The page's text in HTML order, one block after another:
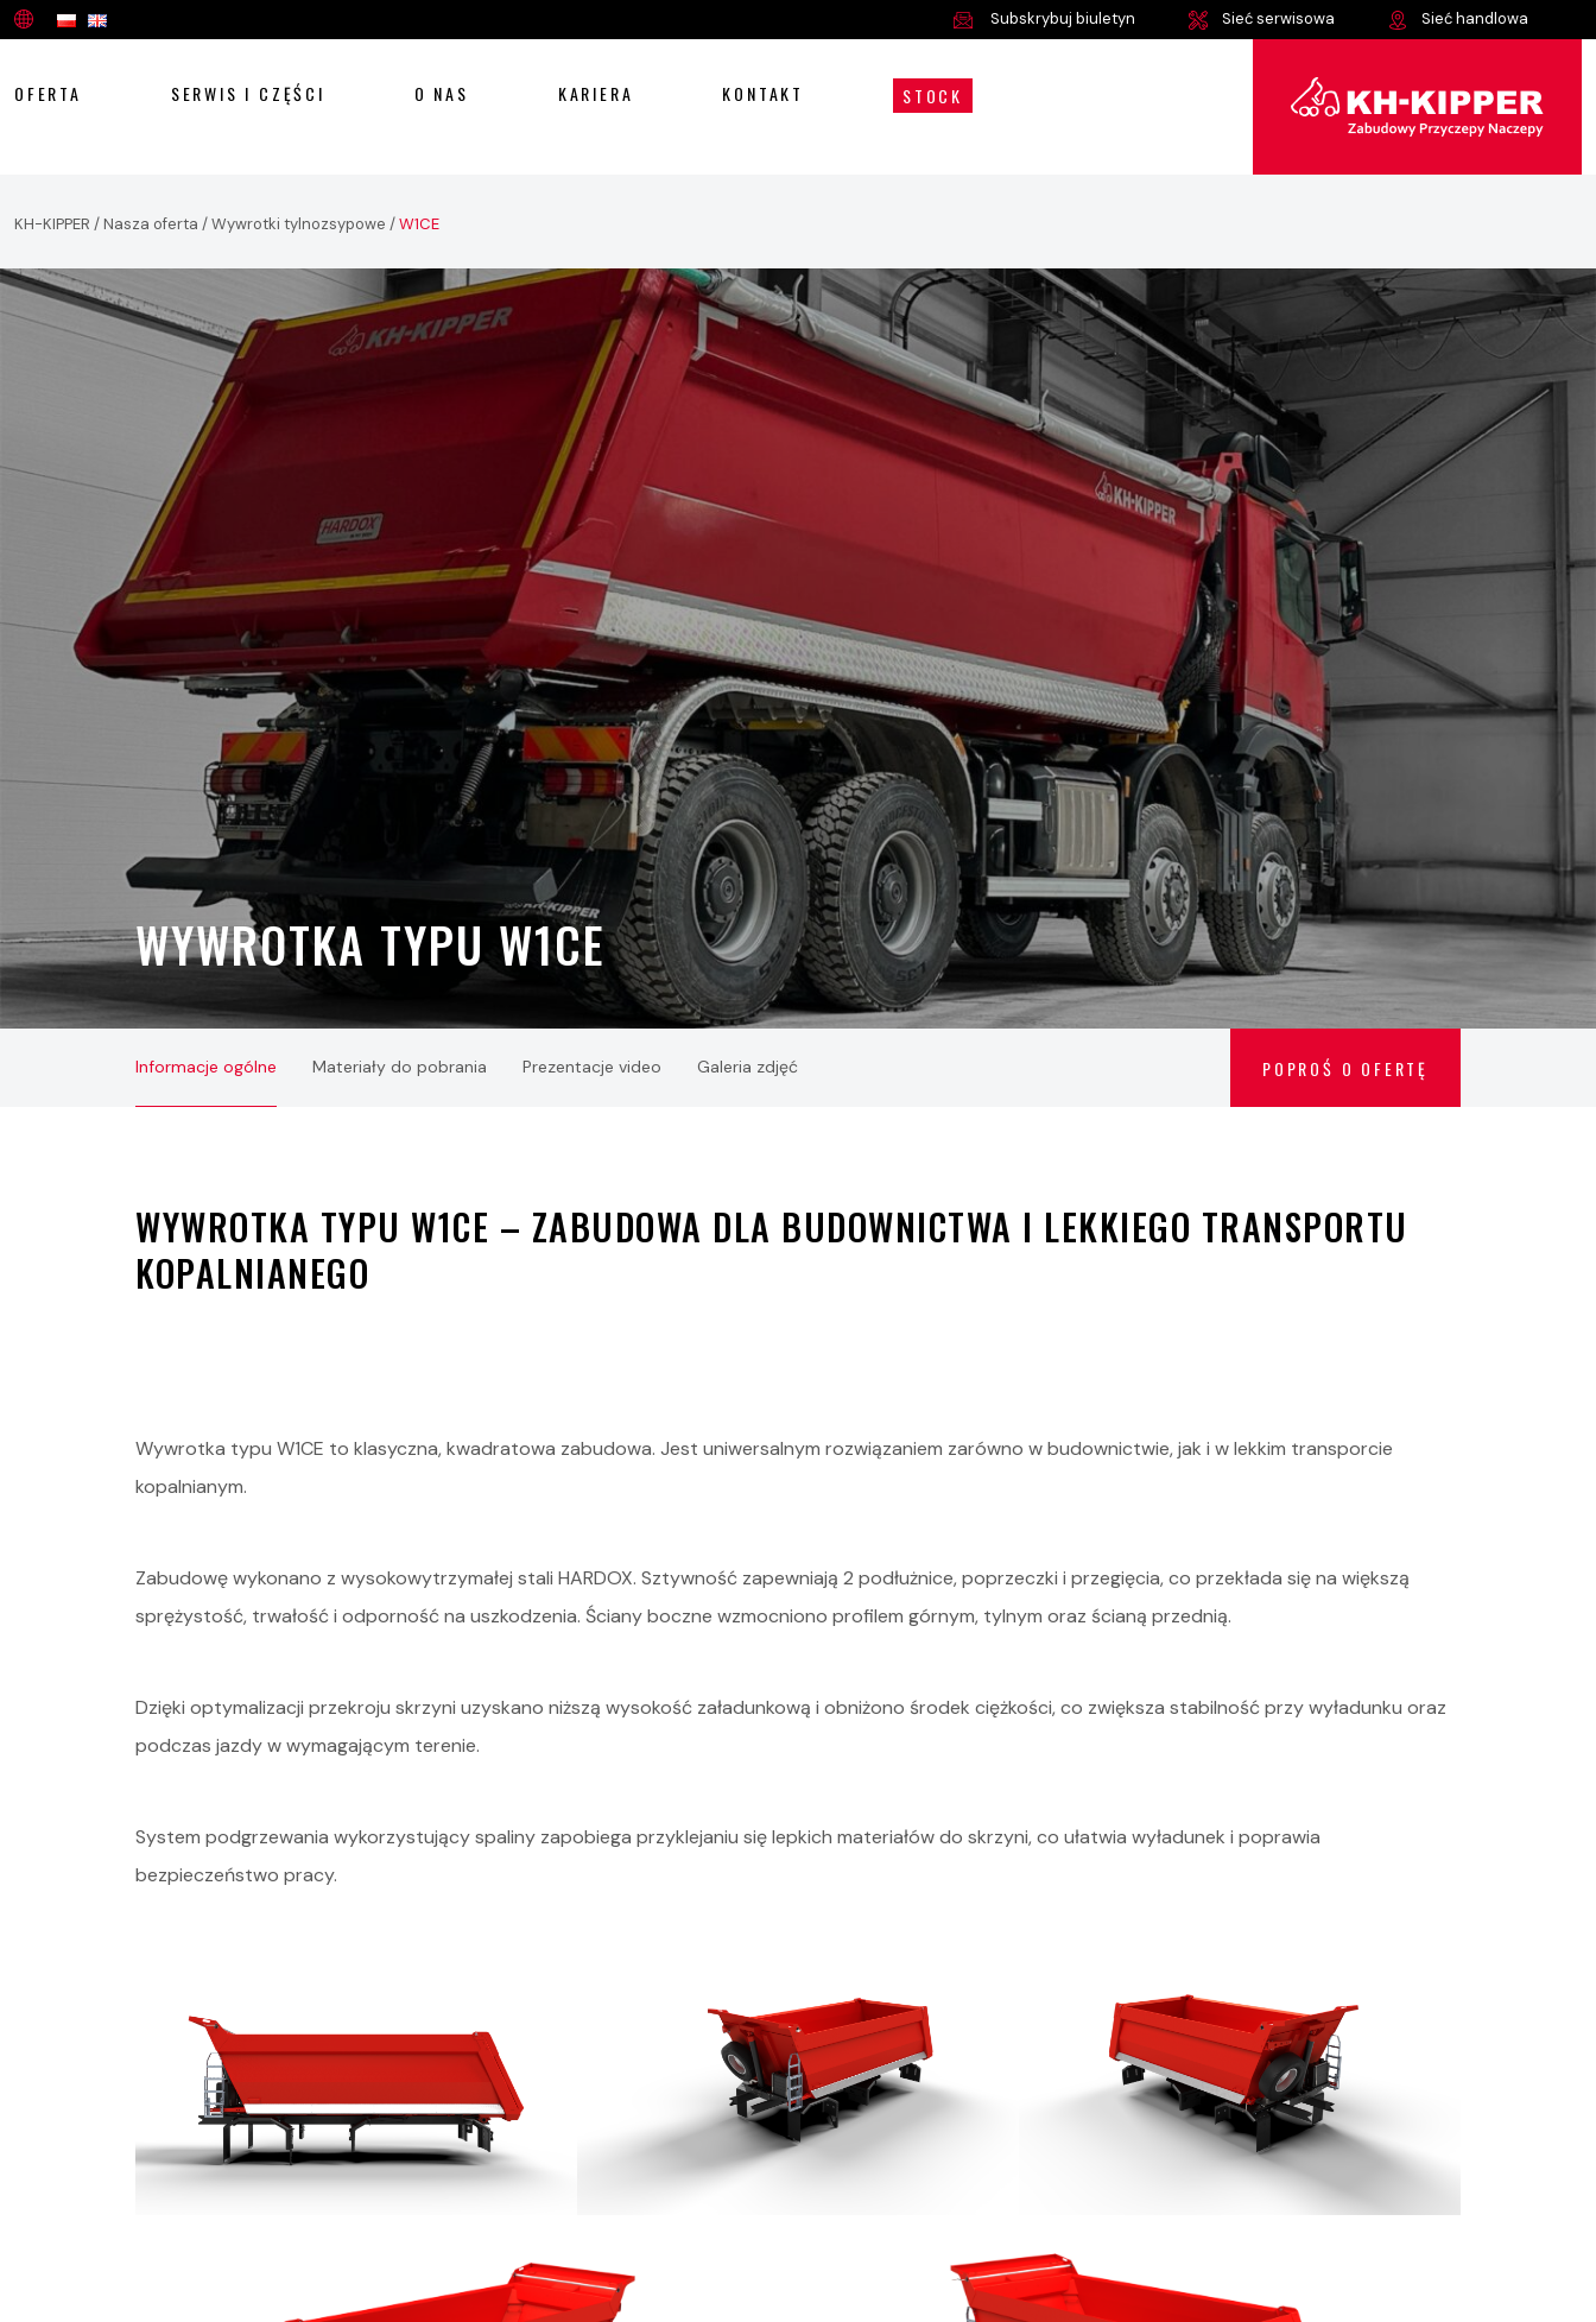
Subskrybuj biuletyn Sieć serwisowa Sieć handlowa
OFERTA SERWIS I CZĘŚCI O NAS KARIERA KONTAKT STOCK
Oferta
Serwis i części
O nas
Kariera
Kontakt
KH-KIPPER /Nasza oferta /Wywrotki tylnozsypowe /W1CE
WYWROTKA TYPU W1CE
Informacje ogólne Materiały do pobrania Prezentacje video Galeria zdjęć POPROŚ O OFERTĘ
WYWROTKA TYPU W1CE – ZABUDOWA DLA BUDOWNICTWA I LEKKIEGO TRANSPORTU
KOPALNIANEGO
Wywrotka typu W1CE to klasyczna, kwadratowa zabudowa. Jest uniwersalnym rozwiązaniem zarówno w budownictwie, jak i w lekkim transporcie
kopalnianym.
Zabudowę wykonano z wysokowytrzymałej stali HARDOX. Sztywność zapewniają 2 podłużnice, poprzeczki i przegięcia, co przekłada się na większą
sprężystość, trwałość i odporność na uszkodzenia. Ściany boczne wzmocniono profilem górnym, tylnym oraz ścianą przednią.
Dzięki optymalizacji przekroju skrzyni uzyskano niższą wysokość załadunkową i obniżono środek ciężkości, co zwiększa stabilność przy wyładunku oraz
podczas jazdy w wymagającym terenie.
System podgrzewania wykorzystujący spaliny zapobiega przyklejaniu się lepkich materiałów do skrzyni, co ułatwia wyładunek i poprawia
bezpieczeństwo pracy.